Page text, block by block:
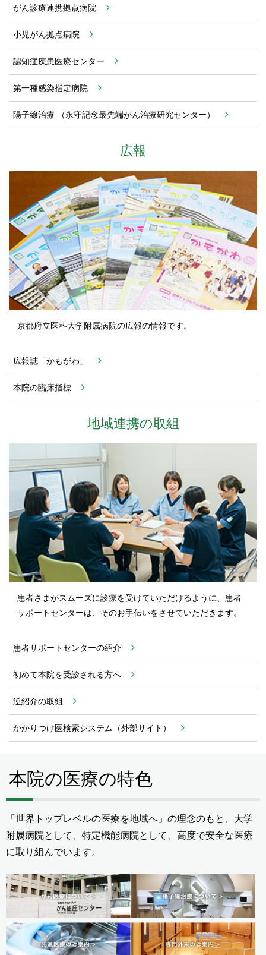
がん診療連携拠点病院
小児がん拠点病院
認知症疾患医療センター
第一種感染指定病院
陽子線治療 （永守記念最先端がん治療研究センター）
広報
京都府立医科大学附属病院の広報の情報です。
広報誌「かもがわ」
本院の臨床指標
地域連携の取組
患者さまがスムーズに診療を受けていただけるように、患者
サポートセンターは、そのお手伝いをさせていただきます。
患者サポートセンターの紹介
初めて本院を受診される方へ
逆紹介の取組
かかりつけ医検索システム（外部サイト）
本院の医療の特色
「世界トップレベルの医療を地域へ」の理念のもと、大学
附属病院として、特定機能病院として、高度で安全な医療
に取り組んでいます。